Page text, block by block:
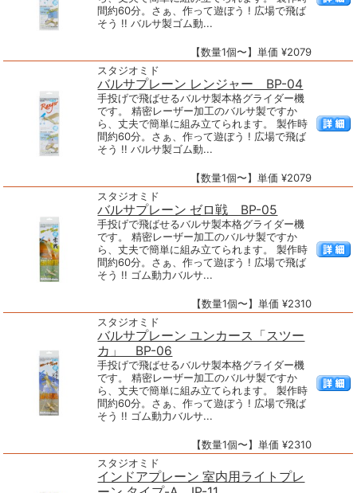
間約60分。さぁ、作って遊ぼう ! 広場で飛ば
そう !! バルサ製ゴム動...
【数量1個〜】単価 ¥2079
スタジオミド
バルサプレーン レンジャー BP-04
手投げで飛ばせるバルサ製本格グライダー機
です。 精密レーザー加工のバルサ製ですか
ら、丈夫で簡単に組み立てられます。 製作時
間約60分。さぁ、作って遊ぼう ! 広場で飛ば
そう !! バルサ製ゴム動...
【数量1個〜】単価 ¥2079
スタジオミド
バルサプレーン ゼロ戦 BP-05
手投げで飛ばせるバルサ製本格グライダー機
です。 精密レーザー加工のバルサ製ですか
ら、丈夫で簡単に組み立てられます。 製作時
間約60分。さぁ、作って遊ぼう ! 広場で飛ば
そう !! ゴム動力バルサ...
【数量1個〜】単価 ¥2310
スタジオミド
バルサプレーン ユンカース「スツー
カ」 BP-06
手投げで飛ばせるバルサ製本格グライダー機
です。 精密レーザー加工のバルサ製ですか
ら、丈夫で簡単に組み立てられます。 製作時
間約60分。さぁ、作って遊ぼう ! 広場で飛ば
そう !! ゴム動力バルサ...
【数量1個〜】単価 ¥2310
スタジオミド
インドアプレーン 室内用ライトプレ